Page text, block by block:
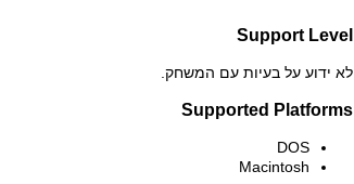
Support Level
לא ידוע על בעיות עם המשחק.
Supported Platforms
DOS
Macintosh